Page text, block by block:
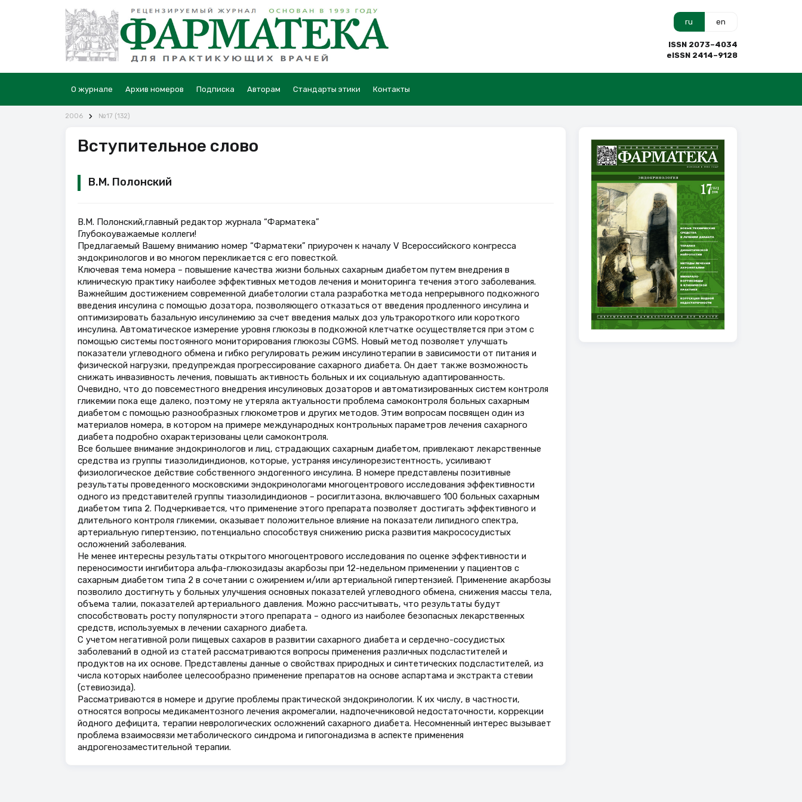
ru en
ISSN 2073–4034
eISSN 2414–9128
О журнале Архив номеров Подписка Авторам Стандарты этики Контакты
2006 №17 (132)
Вступительное слово
В.М. Полонский
В.М. Полонский,главный редактор журнала “Фарматека”
Глубокоуважаемые коллеги!
Предлагаемый Вашему вниманию номер “Фарматеки” приурочен к началу V Всероссийского конгресса
эндокринологов и во многом перекликается с его повесткой.
Ключевая тема номера – повышение качества жизни больных сахарным диабетом путем внедрения в
клиническую практику наиболее эффективных методов лечения и мониторинга течения этого заболевания.
Важнейшим достижением современной диабетологии стала разработка метода непрерывного подкожного
введения инсулина с помощью дозатора, позволяющего отказаться от введения продленного инсулина и
оптимизировать базальную инсулинемию за счет введения малых доз ультракороткого или короткого
инсулина. Автоматическое измерение уровня глюкозы в подкожной клетчатке осуществляется при этом с
помощью системы постоянного мониторирования глюкозы CGMS. Новый метод позволяет улучшать
показатели углеводного обмена и гибко регулировать режим инсулинотерапии в зависимости от питания и
физической нагрузки, предупреждая прогрессирование сахарного диабета. Он дает также возможность
снижать инвазивность лечения, повышать активность больных и их социальную адаптированность.
Очевидно, что до повсеместного внедрения инсулиновых дозаторов и автоматизированных систем контроля
гликемии пока еще далеко, поэтому не утеряла актуальности проблема самоконтроля больных сахарным
диабетом с помощью разнообразных глюкометров и других методов. Этим вопросам посвящен один из
материалов номера, в котором на примере международных контрольных параметров лечения сахарного
диабета подробно охарактеризованы цели самоконтроля.
Все большее внимание эндокринологов и лиц, страдающих сахарным диабетом, привлекают лекарственные
средства из группы тиазолидиндионов, которые, устраняя инсулинорезистентность, усиливают
физиологическое действие собственного эндогенного инсулина. В номере представлены позитивные
результаты проведенного московскими эндокринологами многоцентрового исследования эффективности
одного из представителей группы тиазолидиндионов – росиглитазона, включавшего 100 больных сахарным
диабетом типа 2. Подчеркивается, что применение этого препарата позволяет достигать эффективного и
длительного контроля гликемии, оказывает положительное влияние на показатели липидного спектра,
артериальную гипертензию, потенциально способствуя снижению риска развития макрососудистых
осложнений заболевания.
Не менее интересны результаты открытого многоцентрового исследования по оценке эффективности и
переносимости ингибитора альфа-глюкозидазы акарбозы при 12-недельном применении у пациентов с
сахарным диабетом типа 2 в сочетании с ожирением и/или артериальной гипертензией. Применение акарбозы
позволило достигнуть у больных улучшения основных показателей углеводного обмена, снижения массы тела,
объема талии, показателей артериального давления. Можно рассчитывать, что результаты будут
способствовать росту популярности этого препарата – одного из наиболее безопасных лекарственных
средств, используемых в лечении сахарного диабета.
С учетом негативной роли пищевых сахаров в развитии сахарного диабета и сердечно-сосудистых
заболеваний в одной из статей рассматриваются вопросы применения различных подсластителей и
продуктов на их основе. Представлены данные о свойствах природных и синтетических подсластителей, из
числа которых наиболее целесообразно применение препаратов на основе аспартама и экстракта стевии
(стевиозида).
Рассматриваются в номере и другие проблемы практической эндокринологии. К их числу, в частности,
относятся вопросы медикаментозного лечения акромегалии, надпочечниковой недостаточности, коррекции
йодного дефицита, терапии неврологических осложнений сахарного диабета. Несомненный интерес вызывает
проблема взаимосвязи метаболического синдрома и гипогонадизма в аспекте применения
андрогенозаместительной терапии.